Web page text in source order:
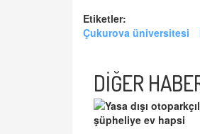
Etiketler:
Çukurova üniversitesi
DİĞER